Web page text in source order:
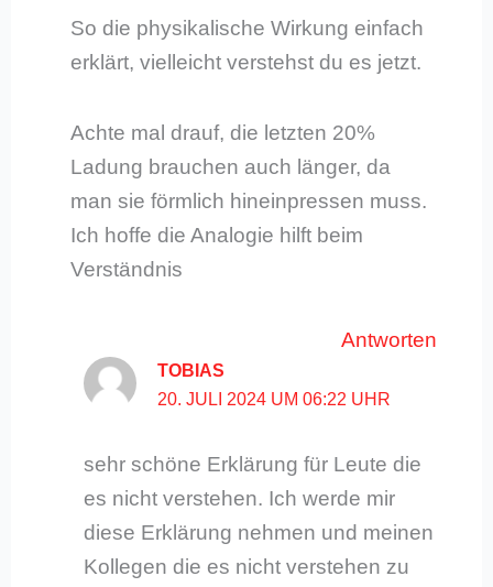
So die physikalische Wirkung einfach
erklärt, vielleicht verstehst du es jetzt.
Achte mal drauf, die letzten 20%
Ladung brauchen auch länger, da
man sie förmlich hineinpressen muss.
Ich hoffe die Analogie hilft beim
Verständnis
Antworten
TOBIAS
20. JULI 2024 UM 06:22 UHR
sehr schöne Erklärung für Leute die
es nicht verstehen. Ich werde mir
diese Erklärung nehmen und meinen
Kollegen die es nicht verstehen zu